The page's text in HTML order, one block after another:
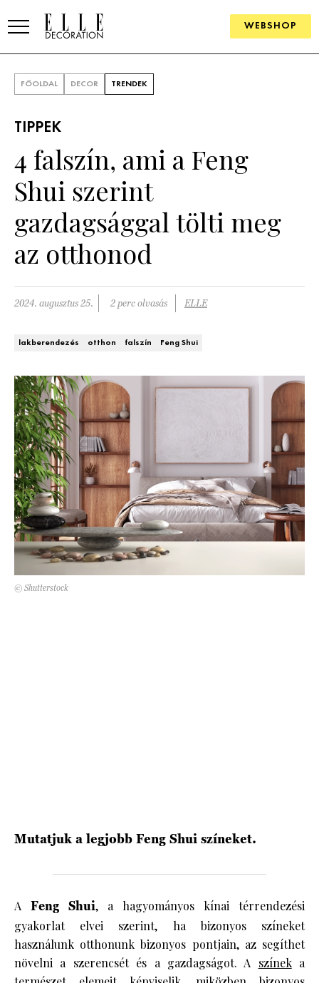
WEBSHOP
SZOBÁK
Konyha
Fürdőszoba
Nappali
Hálószoba
ÖTLETEK
SZÉP TEREK
Lakások
HÍRLEVÉL
FŐOLDAL DECOR TRENDEK
TIPPEK
4 falszín, ami a Feng
Shui szerint
gazdagsággal tölti meg
az otthonod
2024. augusztus 25. 2 perc olvasás ELLE
lakberendezés otthon falszín Feng Shui
© Shutterstock
Mutatjuk a legjobb Feng Shui színeket.
A Feng Shui, a hagyományos kínai térrendezési
gyakorlat elvei szerint, ha bizonyos színeket
használunk otthonunk bizonyos pontjain, az segíthet
növelni a szerencsét és a gazdagságot. A színeka